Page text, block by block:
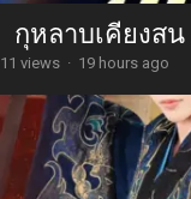
กุหลาบเคียงสน
11 views · 19 hours ago